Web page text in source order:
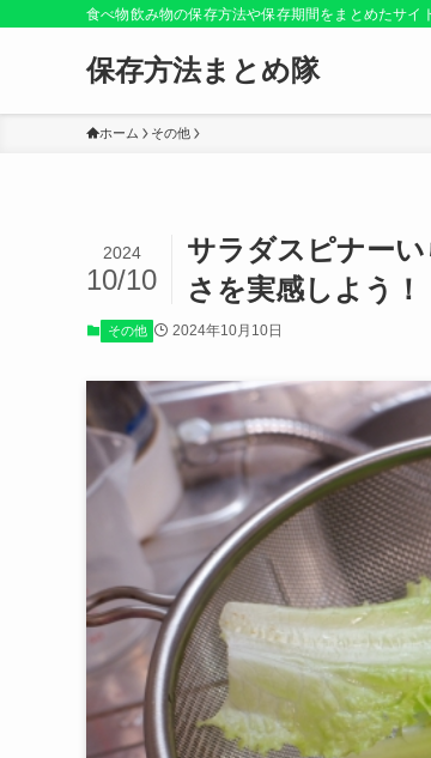
食べ物飲み物の保存方法や保存期間をまとめたサイ
保存方法まとめ隊
ホーム その他
サラダスピナー
さを実感しよう！
2024
10/10
その他 2024年10月10日